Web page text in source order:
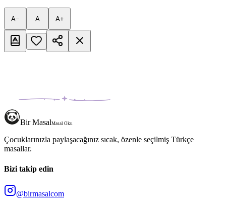
A− A A+
Bir MasalMasal Oku
Çocuklarınızla paylaşacağınız sıcak, özenle seçilmiş Türkçe
masallar.
Bizi takip edin
@birmasalcom